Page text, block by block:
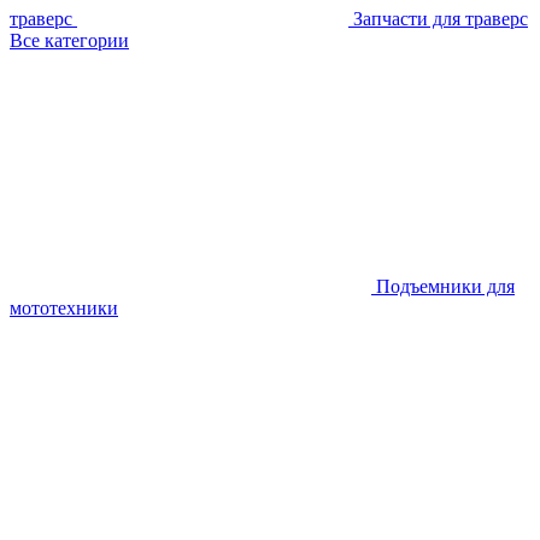
траверс
Запчасти для траверс
Все категории
Подъемники для
мототехники